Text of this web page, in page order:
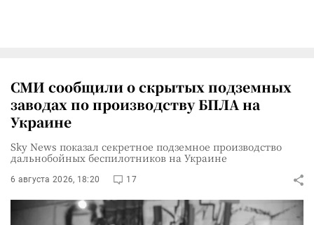
СМИ сообщили о скрытых подземных
заводах по производству БПЛА на
Украине
Sky News показал секретное подземное производство
дальнобойных беспилотников на Украине
6 августа 2026, 18:20 17